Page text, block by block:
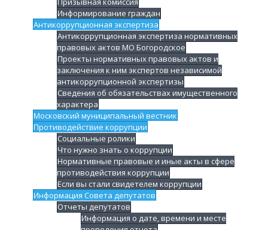
Информирование граждан
Антикоррупционная экспертиза
Антикоррупционная экспертиза нормативных
правовых актов МО Богородское
Проекты нормативных правовых актов и
заключения к ним экспертов независимой
антикоррупционной экспертизы
Сведения об обязательствах имущественного
характера
Московский муниципальный вестник
Противодействие коррупции
Социальные ролики
Что нужно знать о коррупции
Нормативные правовые и иные акты в сфере
противодействия коррупции
Если вы стали свидетелем коррупции
Информация Совета депутатов
Отчеты депутатов
Информация о дате, времени и месте